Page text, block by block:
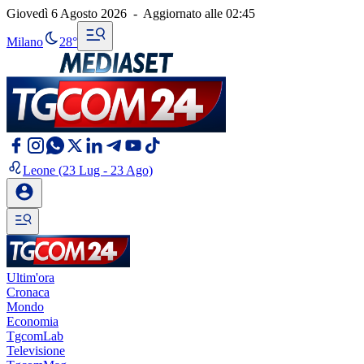
Giovedì 6 Agosto 2026 - Aggiornato alle 02:45
Milano 28°
Leone (23 Lug - 23 Ago)
Ultim'ora
Cronaca
Mondo
Economia
TgcomLab
Televisione